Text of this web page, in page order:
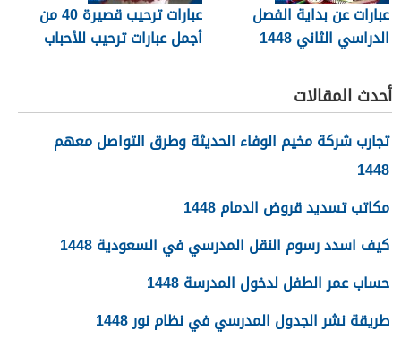
عبارات عن بداية الفصل
الدراسي الثاني 1448
عبارات ترحيب قصيرة 40 من
أجمل عبارات ترحيب للأحباب
أحدث المقالات
تجارب شركة مخيم الوفاء الحديثة وطرق التواصل معهم
1448
مكاتب تسديد قروض الدمام 1448
كيف اسدد رسوم النقل المدرسي في السعودية 1448
حساب عمر الطفل لدخول المدرسة 1448
طريقة نشر الجدول المدرسي في نظام نور 1448